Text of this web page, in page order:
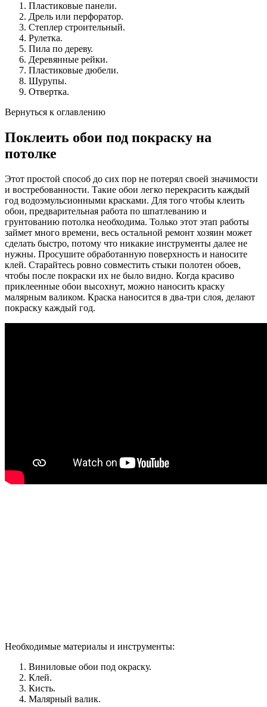
Пластиковые панели.
Дрель или перфоратор.
Степлер строительный.
Рулетка.
Пила по дереву.
Деревянные рейки.
Пластиковые дюбели.
Шурупы.
Отвертка.
Вернуться к оглавлению
Поклеить обои под покраску на
потолке
Этот простой способ до сих пор не потерял своей значимости
и востребованности. Такие обои легко перекрасить каждый
год водоэмульсионными красками. Для того чтобы клеить
обои, предварительная работа по шпатлеванию и
грунтованию потолка необходима. Только этот этап работы
займет много времени, весь остальной ремонт хозяин может
сделать быстро, потому что никакие инструменты далее не
нужны. Просушите обработанную поверхность и наносите
клей. Старайтесь ровно совместить стыки полотен обоев,
чтобы после покраски их не было видно. Когда красиво
приклеенные обои высохнут, можно наносить краску
малярным валиком. Краска наносится в два-три слоя, делают
покраску каждый год.
Необходимые материалы и инструменты:
Виниловые обои под окраску.
Клей.
Кисть.
Малярный валик.